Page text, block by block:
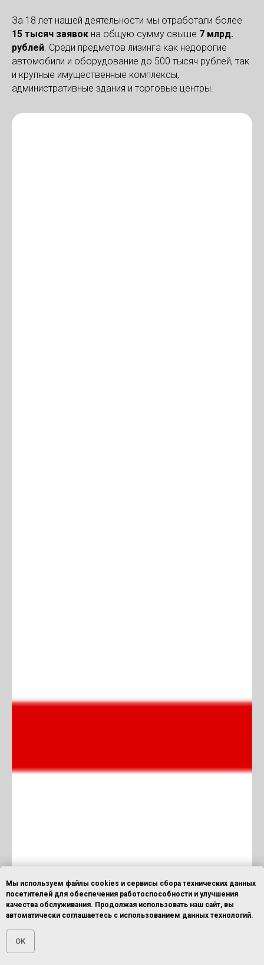
За 18 лет нашей деятельности мы отработали более
15 тысяч заявок на общую сумму свыше 7 млрд.
рублей. Среди предметов лизинга как недорогие
автомобили и оборудование до 500 тысяч рублей, так
и крупные имущественные комплексы,
административные здания и торговые центры.
Главная
Мы используем файлы cookies и сервисы сбора технических данных
посетителей для обеспечения работоспособности и улучшения
качества обслуживания. Продолжая использовать наш сайт, вы
автоматически соглашаетесь с использованием данных технологий.
OK